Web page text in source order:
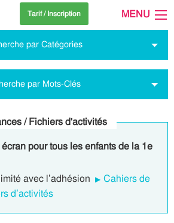
Tarif / Inscription MENU
par Catégories
par Mots-Clés
/ Fichiers d'activités
pour tous les enfants de la 1e
avec l’adhésion
Cahiers de
d’activités